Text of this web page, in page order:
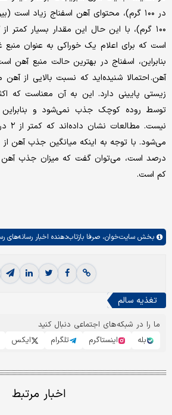
است که برای اعلام یک خوراکی به عنوان منبع
بنابراین، اسفناج در بهترین حالت منبع آهن
آهن. احتمالا شنیده‌اید که نسبت بالایی از
زیستی پایینی دارد. این به آن معناست که
توسط روده کوچک جذب نمی‌شود و بنابراین
درصد است، می‌توان گفت که میزان جذب آهن
کم است.
بخش سایت‌خوان، صرفا بازتاب‌دهنده اخبار
تغذیه سالم
ما را در شبکه‌های اجتماعی دنبال کنید
بله
اینستاگرم تلگرام ایکس
اخبار مرتبط